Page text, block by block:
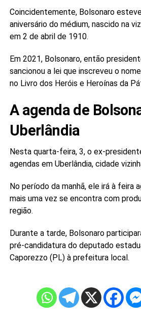
Coincidentemente, Bolsonaro
aniversário do médium, nascido na
em 2 de abril de 1910.
Em 2021, Bolsonaro, então
sancionou a lei que inscreveu o
no Livro dos Heróis e Heroínas da
A agenda de
Uberlândia
Nesta quarta-feira, 3, o ex-
agendas em Uberlândia, cidade
No período da manhã, ele irá à feira
mais uma vez se encontra com
região.
Durante a tarde, Bolsonaro
pré-candidatura do deputado
Caporezzo (PL) à prefeitura local.